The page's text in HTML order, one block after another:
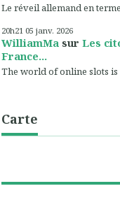
Le réveil allemand en
20h21 05 janv. 2026
WilliamMa sur Les
France...
The world of online slots is
Carte